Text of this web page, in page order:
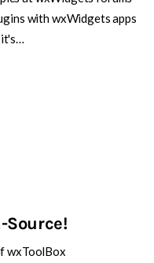
with wxWidgets apps
it's…
Source!
wxToolBox